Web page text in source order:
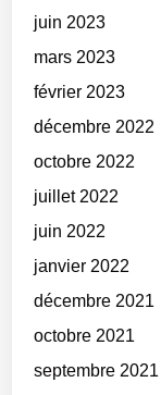
juin 2023
mars 2023
février 2023
décembre 2022
octobre 2022
juillet 2022
juin 2022
janvier 2022
décembre 2021
octobre 2021
septembre 2021